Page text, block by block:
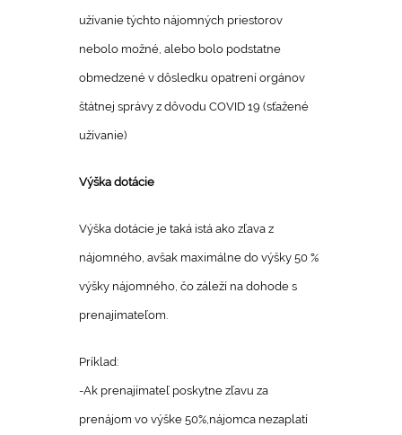
užívanie týchto nájomných priestorov
nebolo možné, alebo bolo podstatne
obmedzené v dôsledku opatrení orgánov
štátnej správy z dôvodu COVID 19 (sťažené
užívanie)
Výška dotácie
Výška dotácie je taká istá ako zľava z
nájomného, avšak maximálne do výšky 50 %
výšky nájomného, čo záleží na dohode s
prenajímateľom.
Príklad:
-Ak prenajímateľ poskytne zľavu za
prenájom vo výške 50%,nájomca nezaplatí